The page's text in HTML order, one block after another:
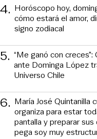
4. Horóscopo hoy,
cómo estará el amor,
signo zodiacal
5. “Me ganó con
ante Dominga López
Universo Chile
6. María José Quintanilla
organiza para estar
pantalla y preparar sus
pega soy muy